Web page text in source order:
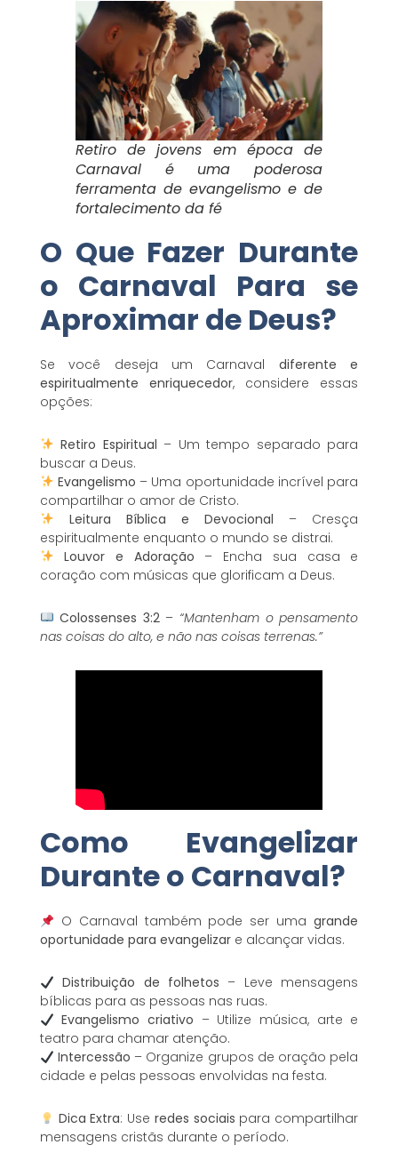
Retiro de jovens em época de
Carnaval é uma poderosa
ferramenta de evangelismo e de
fortalecimento da fé
O Que Fazer Durante
o Carnaval Para se
Aproximar de Deus?
Se você deseja um Carnaval diferente e
espiritualmente enriquecedor, considere essas
opções:
Retiro Espiritual – Um tempo separado para
buscar a Deus.
Evangelismo – Uma oportunidade incrível para
compartilhar o amor de Cristo.
Leitura Bíblica e Devocional – Cresça
espiritualmente enquanto o mundo se distrai.
Louvor e Adoração – Encha sua casa e
coração com músicas que glorificam a Deus.
Colossenses 3:2– “Mantenham o pensamento
nas coisas do alto, e não nas coisas terrenas.”
Como Evangelizar
Durante o Carnaval?
O Carnaval também pode ser umagrande
oportunidade para evangelizare alcançar vidas.
Distribuição de folhetos – Leve mensagens
bíblicas para as pessoas nas ruas.
Evangelismo criativo – Utilize música, arte e
teatro para chamar atenção.
Intercessão – Organize grupos de oração pela
cidade e pelas pessoas envolvidas na festa.
Dica Extra: Use redes sociais para compartilhar
mensagens cristãs durante o período.